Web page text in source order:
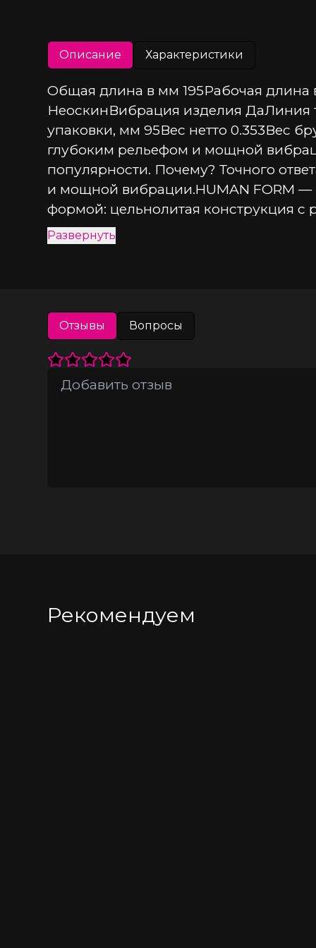
Описание Характеристики
Общая длина в мм 195Рабочая
НеоскинВибрация изделия ДаЛиния
упаковки, мм 95Вес нетто 0.353Вес
глубоким рельефом и мощной
популярности. Почему? Точного
и мощной вибрации.HUMAN FORM —
формой: цельнолитая конструкция с
а реалистичная форма с
вибромеханизмом обеспечивает
кожу, обеспечивает комфорт при
характеристики — упругость,
прототипу.Модель изготовлена по
вставленным в специальное окно
деформации.• Можно использовать с
Развернуть
Отзывы Вопросы
Рекомендуем